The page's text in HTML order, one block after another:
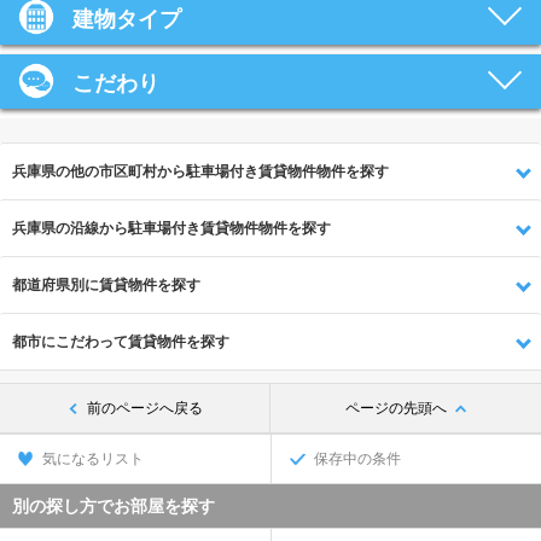
建物タイプ
こだわり
兵庫県の他の市区町村から駐車場付き賃貸物件物件を探す
兵庫県の沿線から駐車場付き賃貸物件物件を探す
都道府県別に賃貸物件を探す
都市にこだわって賃貸物件を探す
前のページへ戻る ページの先頭へ
気になるリスト 保存中の条件
別の探し方でお部屋を探す